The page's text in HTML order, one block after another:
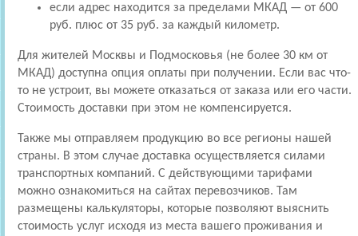
если адрес находится за пределами МКАД — от 600
руб. плюс от 35 руб. за каждый километр.
Для жителей Москвы и Подмосковья (не более 30 км от
МКАД) доступна опция оплаты при получении. Если вас что-
то не устроит, вы можете отказаться от заказа или его части.
Стоимость доставки при этом не компенсируется.
Также мы отправляем продукцию во все регионы нашей
страны. В этом случае доставка осуществляется силами
транспортных компаний. С действующими тарифами
можно ознакомиться на сайтах перевозчиков. Там
размещены калькуляторы, которые позволяют выяснить
стоимость услуг исходя из места вашего проживания и